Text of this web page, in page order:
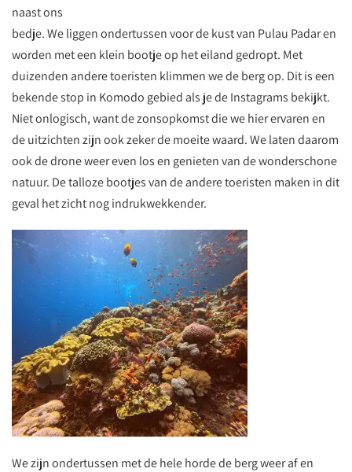
naast ons
bedje. We liggen ondertussen voor de kust van Pulau Padar en
worden met een klein bootje op het eiland gedropt. Met
duizenden andere toeristen klimmen we de berg op. Dit is een
bekende stop in Komodo gebied als je de Instagrams bekijkt.
Niet onlogisch, want de zonsopkomst die we hier ervaren en
de uitzichten zijn ook zeker de moeite waard. We laten daarom
ook de drone weer even los en genieten van de wonderschone
natuur. De talloze bootjes van de andere toeristen maken in dit
geval het zicht nog indrukwekkender.
We zijn ondertussen met de hele horde de berg weer af en